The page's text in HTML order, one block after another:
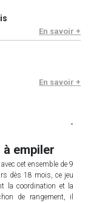
En savoir +
En savoir +
-
empiler
cet ensemble de 9
dès 18 mois, ce jeu
la coordination et la
de rangement, il